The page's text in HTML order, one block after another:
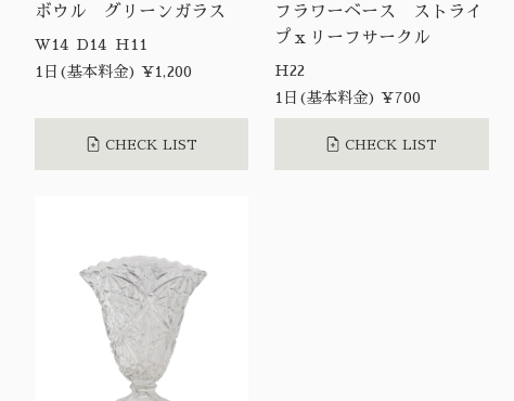
ボウル グリーンガラス
W14 D14 H11
1日(基本料金) ¥1,200
CHECK LIST
フラワーベース ストライ
プｘリーフサークル
H22
1日(基本料金) ¥700
CHECK LIST